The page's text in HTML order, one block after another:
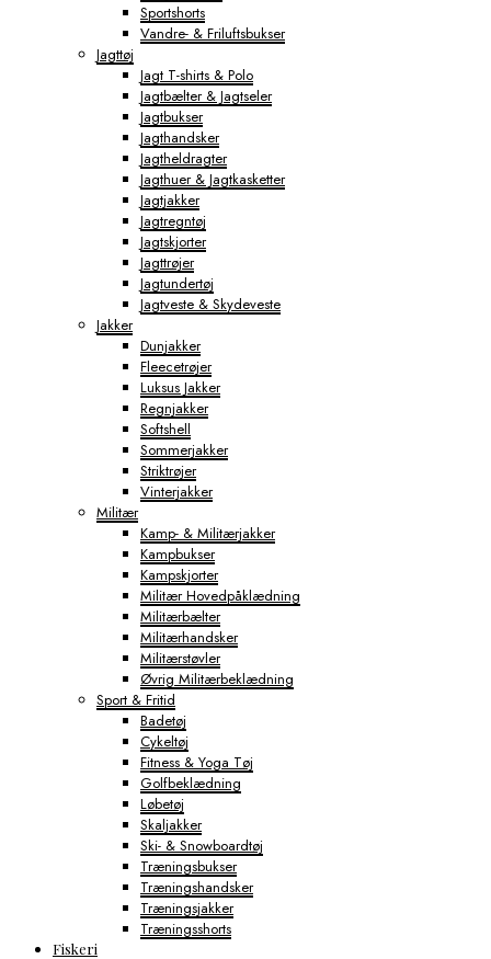
Sportshorts
Vandre- & Friluftsbukser
Jagttøj
Jagt T-shirts & Polo
Jagtbælter & Jagtseler
Jagtbukser
Jagthandsker
Jagtheldragter
Jagthuer & Jagtkasketter
Jagtjakker
Jagtregntøj
Jagtskjorter
Jagttrøjer
Jagtundertøj
Jagtveste & Skydeveste
Jakker
Dunjakker
Fleecetrøjer
Luksus Jakker
Regnjakker
Softshell
Sommerjakker
Striktrøjer
Vinterjakker
Militær
Kamp- & Militærjakker
Kampbukser
Kampskjorter
Militær Hovedpåklædning
Militærbælter
Militærhandsker
Militærstøvler
Øvrig Militærbeklædning
Sport & Fritid
Badetøj
Cykeltøj
Fitness & Yoga Tøj
Golfbeklædning
Løbetøj
Skaljakker
Ski- & Snowboardtøj
Træningsbukser
Træningshandsker
Træningsjakker
Træningsshorts
Fiskeri